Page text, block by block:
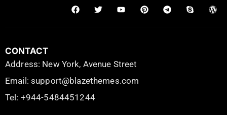
CONTACT
Address: New York, Avenue Street
Email: support@blazethemes.com
Tel: +944-5484451244